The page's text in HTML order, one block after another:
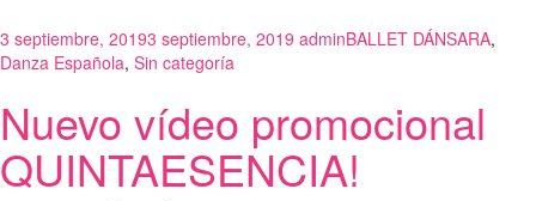
3 septiembre, 20193 septiembre, 2019 adminBALLET DÁNSARA,
Danza Española, Sin categoría
Nuevo vídeo promocional
QUINTAESENCIA!